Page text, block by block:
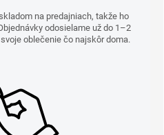
na predajniach, takže ho
odosielame už do 1–2
oblečenie čo najskôr doma.